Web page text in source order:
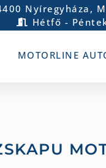
Nyíregyháza,
Hétfő -
MOTORLINE